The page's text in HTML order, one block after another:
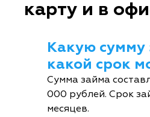
карту и в
Какую сумму
какой срок
Сумма займа
000 рублей. Срок
месяцев.